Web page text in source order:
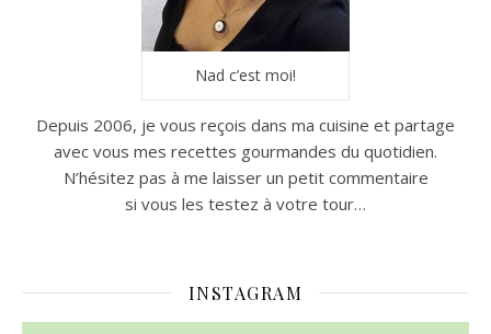
Nad c’est moi!
Depuis 2006, je vous reçois dans ma cuisine et partage
avec vous mes recettes gourmandes du quotidien.
N’hésitez pas à me laisser un petit commentaire
si vous les testez à votre tour…
INSTAGRAM